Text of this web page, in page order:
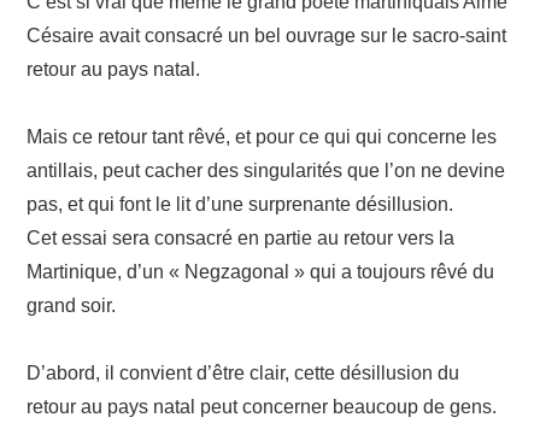
Césaire avait consacré un bel ouvrage sur le sacro-saint
retour au pays natal.
Mais ce retour tant rêvé, et pour ce qui qui concerne les
antillais, peut cacher des singularités que l’on ne devine
pas, et qui font le lit d’une surprenante désillusion.
Cet essai sera consacré en partie au retour vers la
Martinique, d’un « Negzagonal » qui a toujours rêvé du
grand soir.
D’abord, il convient d’être clair, cette désillusion du
retour au pays natal peut concerner beaucoup de gens.